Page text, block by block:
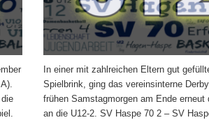
In einer mit zahlreichen Eltern gut
Spielbrink, ging das vereinsinterne
frühen Samstagmorgen am Ende erneut
an die U12-2. SV Haspe 70 2 – SV